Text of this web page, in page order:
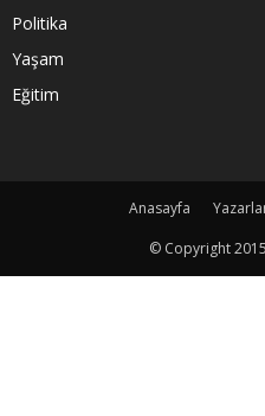
Politika
Yaşam
Eğitim
Anasayfa
© Copyright